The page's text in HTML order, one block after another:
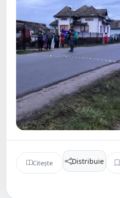
Citește Distribuie